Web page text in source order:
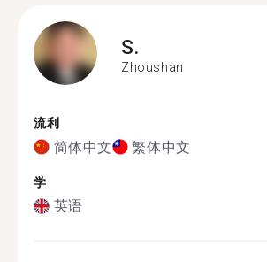
S.
Zhoushan
流利
简体中文 繁体中文
学
英语